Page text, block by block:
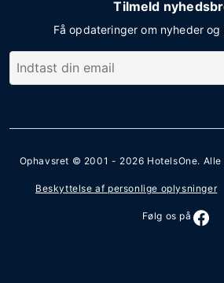
Tilmeld
Få opdateringer om nyheder
Ophavsret © 2001 - 2026 HotelsOne.
Beskyttelse af personlige oplysninger
Følg os på